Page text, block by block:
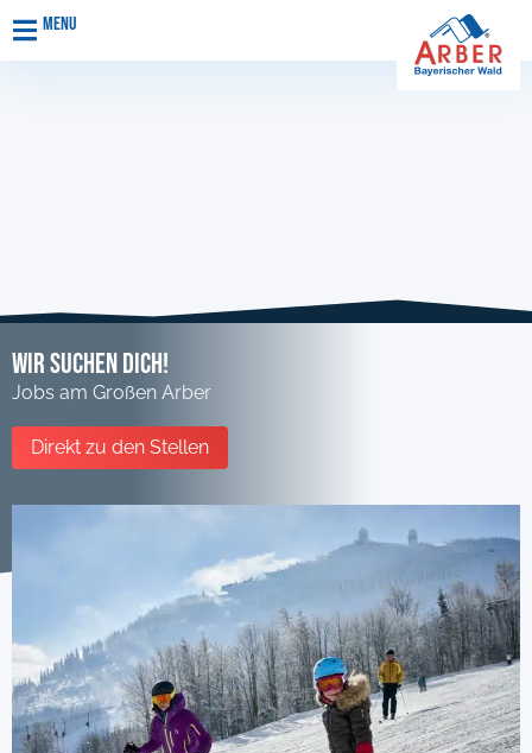
Menu
Wir suchen Dich!
Jobs am Großen Arber
Direkt zu den Stellen